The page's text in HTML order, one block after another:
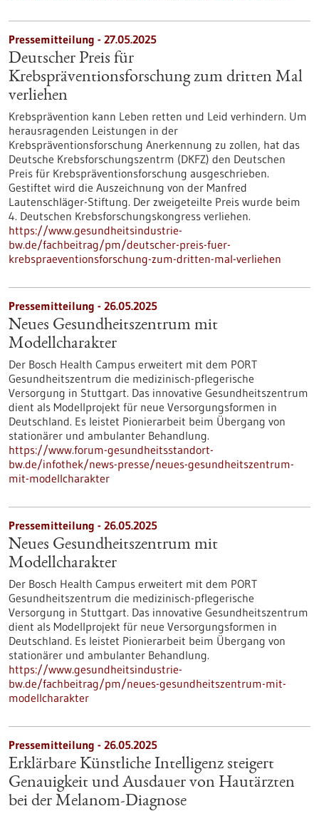
Pressemitteilung - 27.05.2025
Deutscher Preis für
Krebspräventionsforschung zum dritten Mal
verliehen
Krebsprävention kann Leben retten und Leid verhindern. Um
herausragenden Leistungen in der
Krebspräventionsforschung Anerkennung zu zollen, hat das
Deutsche Krebsforschungszentrm (DKFZ) den Deutschen
Preis für Krebspräventionsforschung ausgeschrieben.
Gestiftet wird die Auszeichnung von der Manfred
Lautenschläger-Stiftung. Der zweigeteilte Preis wurde beim
4. Deutschen Krebsforschungskongress verliehen.
https://www.gesundheitsindustrie-
bw.de/fachbeitrag/pm/deutscher-preis-fuer-
krebspraeventionsforschung-zum-dritten-mal-verliehen
Pressemitteilung - 26.05.2025
Neues Gesundheitszentrum mit
Modellcharakter
Der Bosch Health Campus erweitert mit dem PORT
Gesundheitszentrum die medizinisch-pflegerische
Versorgung in Stuttgart. Das innovative Gesundheitszentrum
dient als Modellprojekt für neue Versorgungsformen in
Deutschland. Es leistet Pionierarbeit beim Übergang von
stationärer und ambulanter Behandlung.
https://www.forum-gesundheitsstandort-
bw.de/infothek/news-presse/neues-gesundheitszentrum-
mit-modellcharakter
Pressemitteilung - 26.05.2025
Neues Gesundheitszentrum mit
Modellcharakter
Der Bosch Health Campus erweitert mit dem PORT
Gesundheitszentrum die medizinisch-pflegerische
Versorgung in Stuttgart. Das innovative Gesundheitszentrum
dient als Modellprojekt für neue Versorgungsformen in
Deutschland. Es leistet Pionierarbeit beim Übergang von
stationärer und ambulanter Behandlung.
https://www.gesundheitsindustrie-
bw.de/fachbeitrag/pm/neues-gesundheitszentrum-mit-
modellcharakter
Pressemitteilung - 26.05.2025
Erklärbare Künstliche Intelligenz steigert
Genauigkeit und Ausdauer von Hautärzten
bei der Melanom-Diagnose